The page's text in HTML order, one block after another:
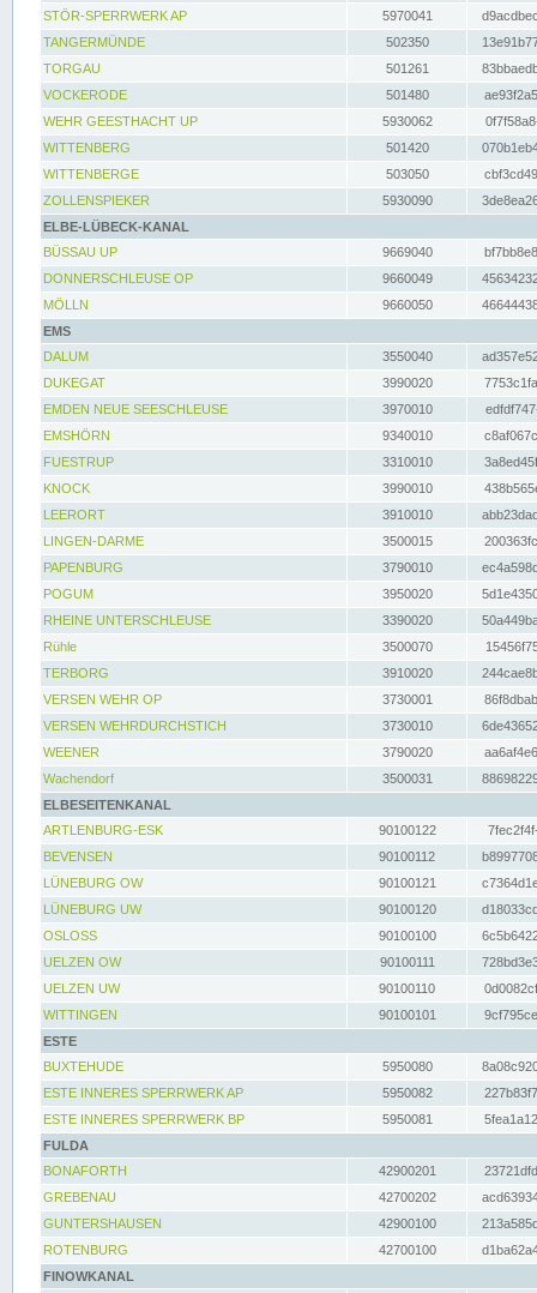
STÖR-SPERRWERK AP 5970041
TANGERMÜNDE
502350
TORGAU
501261
VOCKERODE
501480
WEHR GEESTHACHT UP
5930062
WITTENBERG
501420
WITTENBERGE
503050
ZOLLENSPIEKER
5930090
ELBE-LÜBECK-KANAL
BÜSSAU UP
9669040
DONNERSCHLEUSE OP
9660049
MÖLLN
9660050
EMS
DALUM
3550040
DUKEGAT
3990020
EMDEN NEUE SEESCHLEUSE
3970010
EMSHÖRN
9340010
FUESTRUP
3310010
KNOCK
3990010
LEERORT
3910010
LINGEN-DARME
3500015
PAPENBURG
3790010
POGUM
3950020
RHEINE UNTERSCHLEUSE
3390020
Rühle
3500070
TERBORG
3910020
VERSEN WEHR OP
3730001
VERSEN WEHRDURCHSTICH
3730010
WEENER
3790020
Wachendorf
3500031
ELBESEITENKANAL
ARTLENBURG-ESK
90100122
BEVENSEN
90100112
LÜNEBURG OW
90100121
LÜNEBURG UW
90100120
OSLOSS
90100100
UELZEN OW
90100111
UELZEN UW
90100110
WITTINGEN
90100101
ESTE
BUXTEHUDE
5950080
ESTE INNERES SPERRWERK AP
5950082
ESTE INNERES SPERRWERK BP
5950081
FULDA
BONAFORTH
42900201
GREBENAU
42700202
GUNTERSHAUSEN
42900100
ROTENBURG
42700100
FINOWKANAL